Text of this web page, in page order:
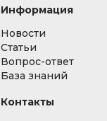
Информация
Новости
Статьи
Вопрос-ответ
База знаний
Контакты